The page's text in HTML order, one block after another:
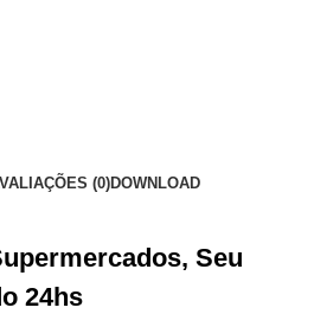
(0)DOWNLOAD
Seu
24hs